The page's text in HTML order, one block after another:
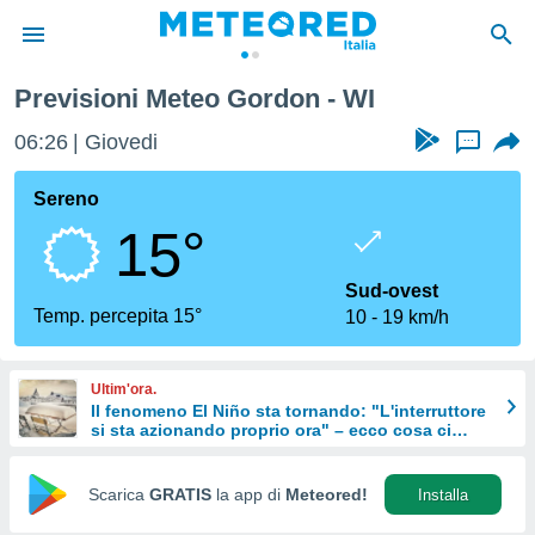
di
per
le
di
Web
Previsioni Meteo Gordon - WI
06:26 Giovedi ...
Sereno
15°
Temp. percepita 15°
Sud-ovest
10
19 km/h
Ultim'ora.
Il fenomeno El Niño sta tornando: "L'interruttore
si sta azionando proprio ora" – ecco cosa ci
Scarica GRATIS la app di Meteored! Installa